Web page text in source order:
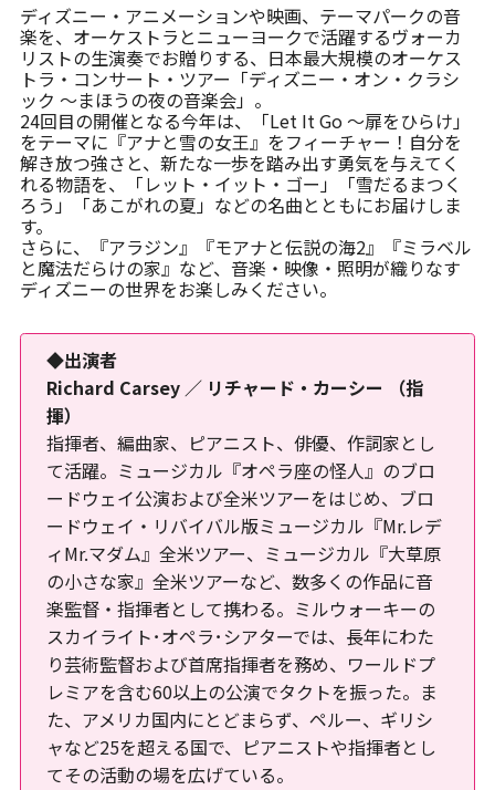
ディズニー・アニメーションや映画、テーマパークの音
楽を、オーケストラとニューヨークで活躍するヴォーカ
リストの生演奏でお贈りする、日本最大規模のオーケス
トラ・コンサート・ツアー「ディズニー・オン・クラシ
ック 〜まほうの夜の音楽会」。
24回目の開催となる今年は、「Let It Go 〜扉をひらけ」
をテーマに『アナと雪の女王』をフィーチャー！自分を
解き放つ強さと、新たな一歩を踏み出す勇気を与えてく
れる物語を、「レット・イット・ゴー」「雪だるまつく
ろう」「あこがれの夏」などの名曲とともにお届けしま
す。
さらに、『アラジン』『モアナと伝説の海2』『ミラベル
と魔法だらけの家』など、音楽・映像・照明が織りなす
ディズニーの世界をお楽しみください。
◆出演者
Richard Carsey ／ リチャード・カーシー （指
揮）
指揮者、編曲家、ピアニスト、俳優、作詞家とし
て活躍。ミュージカル『オペラ座の怪人』のブロ
ードウェイ公演および全米ツアーをはじめ、ブロ
ードウェイ・リバイバル版ミュージカル『Mr.レデ
ィMr.マダム』全米ツアー、ミュージカル『大草原
の小さな家』全米ツアーなど、数多くの作品に音
楽監督・指揮者として携わる。ミルウォーキーの
スカイライト･オペラ･シアターでは、長年にわた
り芸術監督および首席指揮者を務め、ワールドプ
レミアを含む60以上の公演でタクトを振った。ま
た、アメリカ国内にとどまらず、ペルー、ギリシ
ャなど25を超える国で、ピアニストや指揮者とし
てその活動の場を広げている。